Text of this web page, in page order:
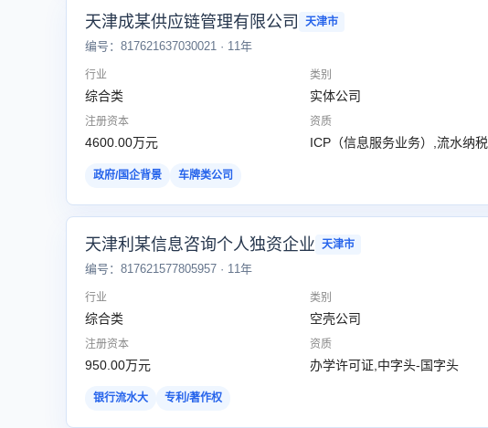
天津成某供应链管理有限公司 天津市
编号：817621637030021 · 11年
行业
综合类
类别
实体公司
注册资本
4600.00万元
资质
ICP（信息服务业务）,流水纳税
政府/国企背景 车牌类公司
天津利某信息咨询个人独资企业 天津市
编号：817621577805957 · 11年
行业
综合类
类别
空壳公司
注册资本
950.00万元
资质
办学许可证,中字头-国字头
银行流水大 专利/著作权